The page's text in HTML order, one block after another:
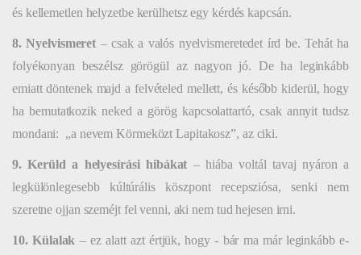
és kellemetlen helyzetbe kerülhetsz egy kérdés kapcsán.
8. Nyelvismeret – csak a valós nyelvismeretedet írd be. Tehát ha
folyékonyan beszélsz görögül az nagyon jó. De ha leginkább
emiatt döntenek majd a felvételed mellett, és később kiderül, hogy
ha bemutatkozik neked a görög kapcsolattartó, csak annyit tudsz
mondani: „a nevem Körmeközt Lapitakosz”, az ciki.
9. Kerüld a helyesírási hibákat – hiába voltál tavaj nyáron a
legkülönlegesebb kúltúrális köszpont recepsziósa, senki nem
szeretne ojjan szeméjt fel venni, aki nem tud hejesen irni.
10. Külalak – ez alatt azt értjük, hogy - bár ma már leginkább e-